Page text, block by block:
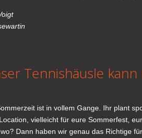
Tennishäusle
ist in vollem Gange. Ihr plant
vielleicht für eure Sommerfest,
Dann haben wir genau das Richtige